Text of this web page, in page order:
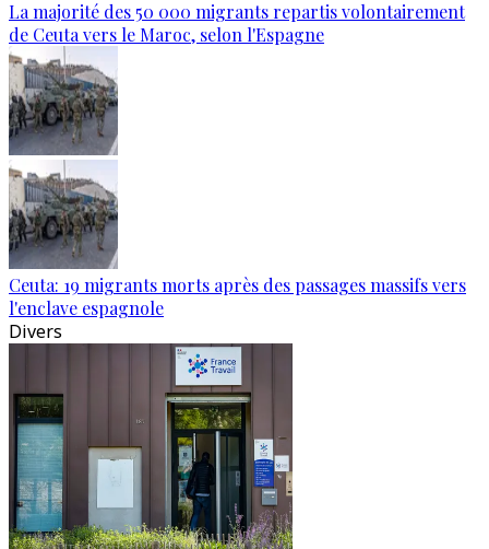
La majorité des 50 000 migrants repartis volontairement
de Ceuta vers le Maroc, selon l'Espagne
Ceuta: 19 migrants morts après des passages massifs vers
l'enclave espagnole
Divers